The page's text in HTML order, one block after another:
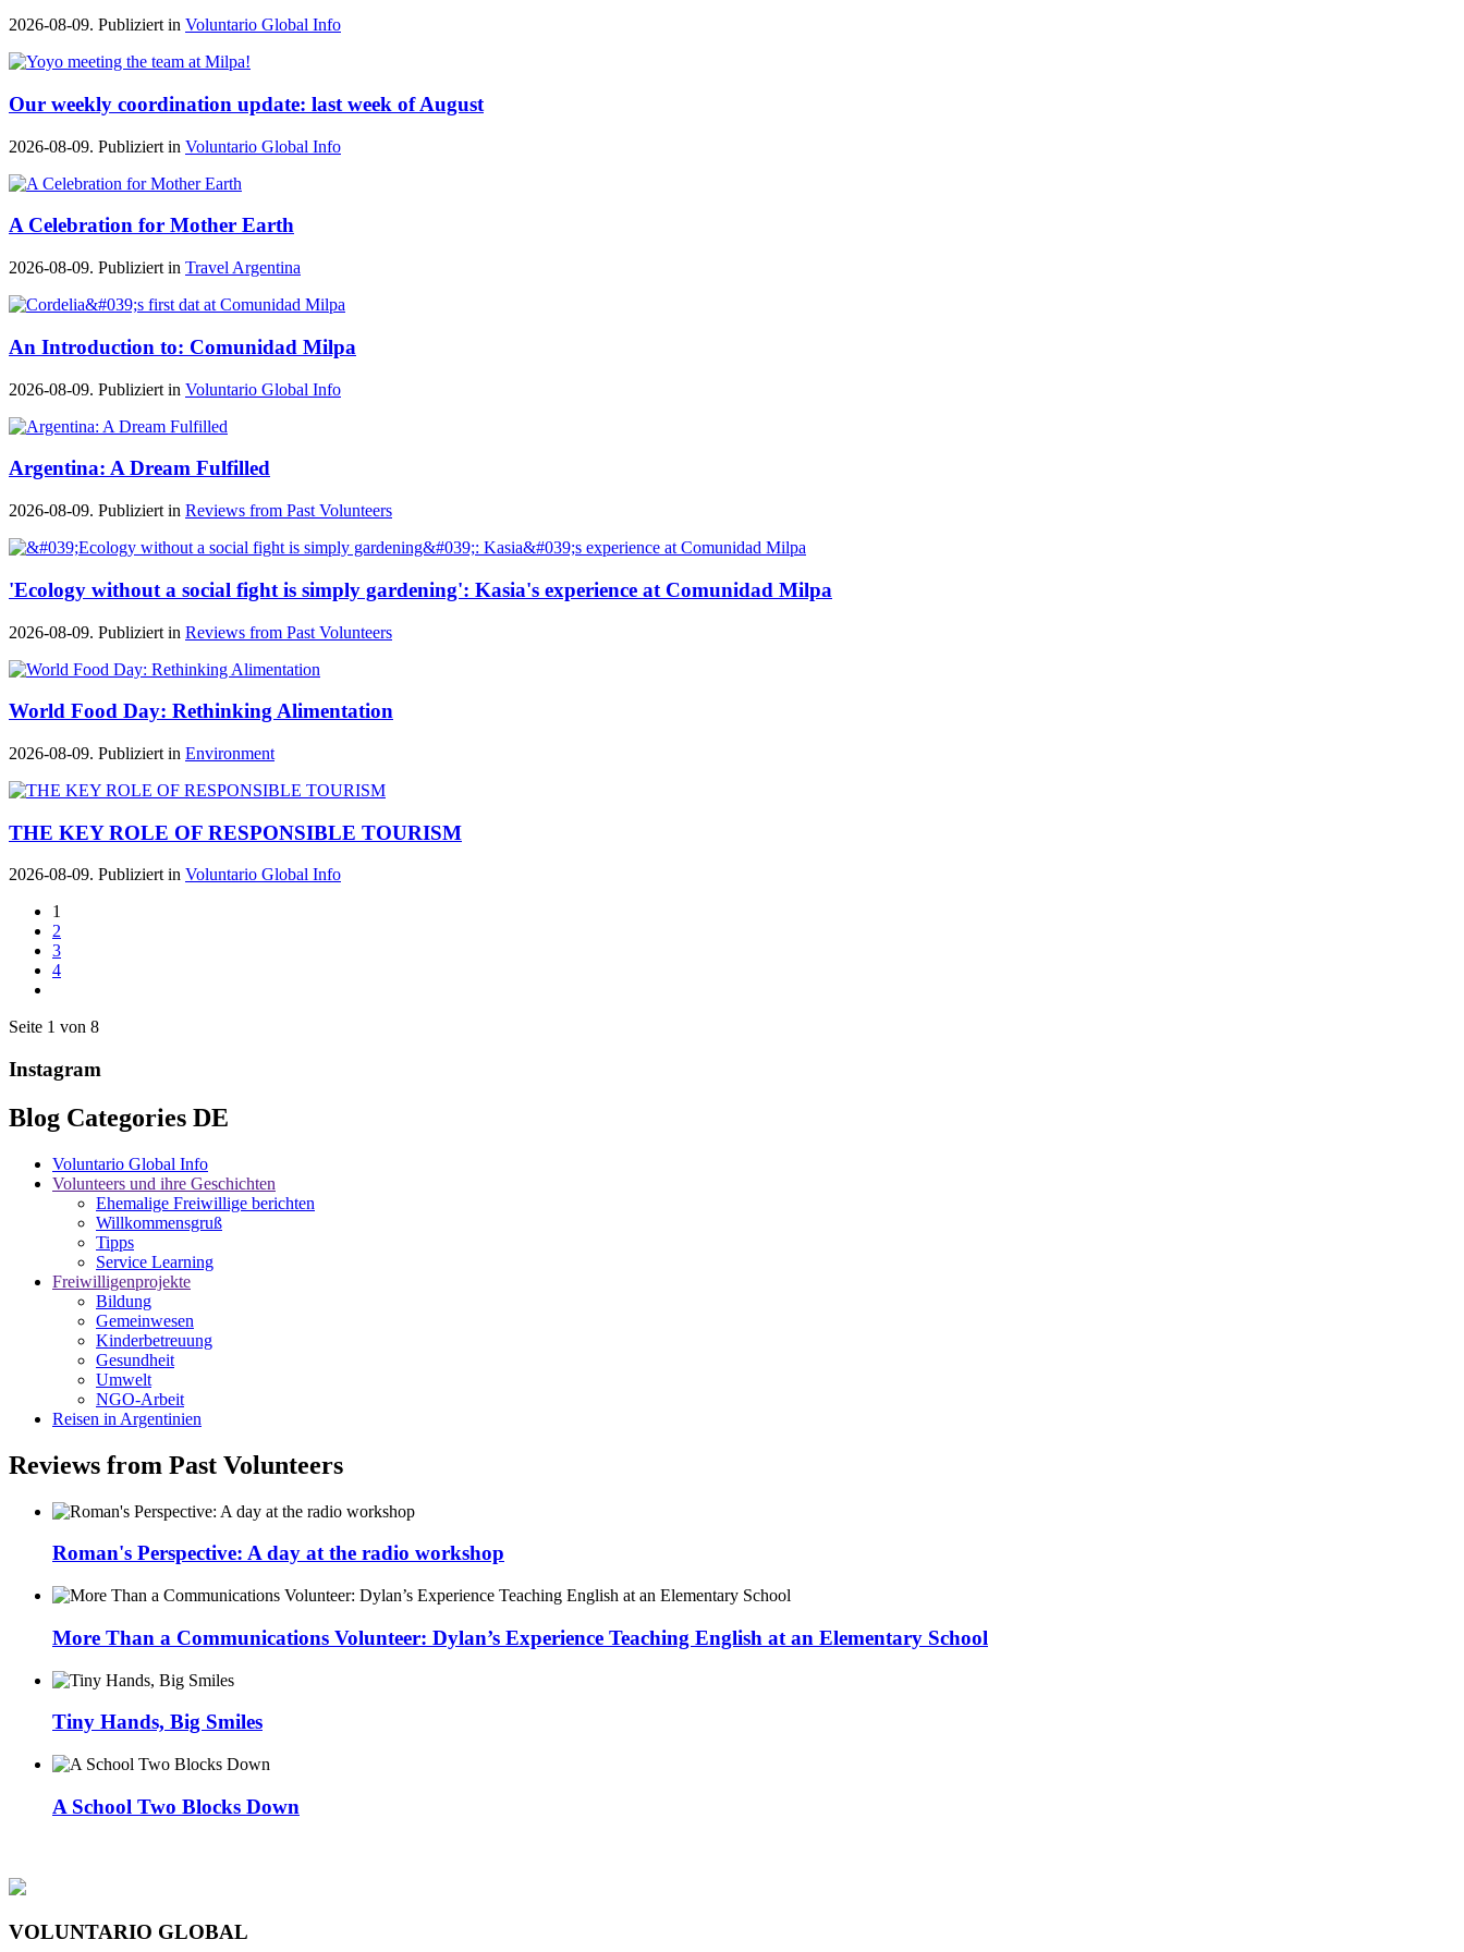
2026-08-09. Publiziert in Voluntario Global Info
Our weekly coordination update: last week of August
2026-08-09. Publiziert in Voluntario Global Info
A Celebration for Mother Earth
2026-08-09. Publiziert in Travel Argentina
An Introduction to: Comunidad Milpa
2026-08-09. Publiziert in Voluntario Global Info
Argentina: A Dream Fulfilled
2026-08-09. Publiziert in Reviews from Past Volunteers
'Ecology without a social fight is simply gardening': Kasia's experience at Comunidad Milpa
2026-08-09. Publiziert in Reviews from Past Volunteers
World Food Day: Rethinking Alimentation
2026-08-09. Publiziert in Environment
THE KEY ROLE OF RESPONSIBLE TOURISM
2026-08-09. Publiziert in Voluntario Global Info
1
2
3
4
Seite 1 von 8
Instagram
Blog Categories DE
Voluntario Global Info
Volunteers und ihre Geschichten
Ehemalige Freiwillige berichten
Willkommensgruß
Tipps
Service Learning
Freiwilligenprojekte
Bildung
Gemeinwesen
Kinderbetreuung
Gesundheit
Umwelt
NGO-Arbeit
Reisen in Argentinien
Reviews from Past Volunteers
Roman's Perspective: A day at the radio workshop
More Than a Communications Volunteer: Dylan’s Experience Teaching English at an Elementary School
Tiny Hands, Big Smiles
A School Two Blocks Down
VOLUNTARIO GLOBAL